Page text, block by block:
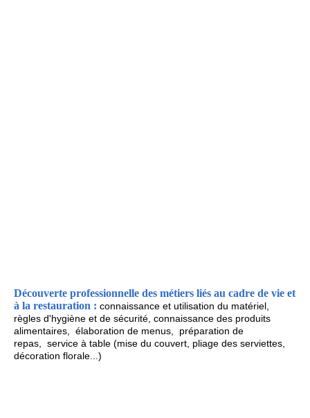
Découverte professionnelle des métiers liés au cadre de vie et
à la restauration : connaissance et utilisation du matériel,
règles d'hygiène et de sécurité, connaissance des produits
alimentaires, élaboration de menus,
préparation de
repas, service à table (mise du couvert, pliage des serviettes,
décoration florale...)